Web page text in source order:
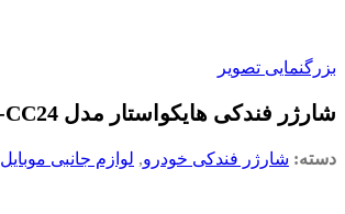
بزرگنمایی تصویر
شارژر فندکی هایکواستار مدل HS-CC24
دسته: شارژر فندکی خودرو, لوازم جانبی موبایل